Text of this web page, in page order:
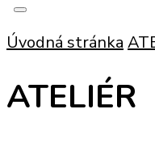
Úvodná stránka
ATELIÉR